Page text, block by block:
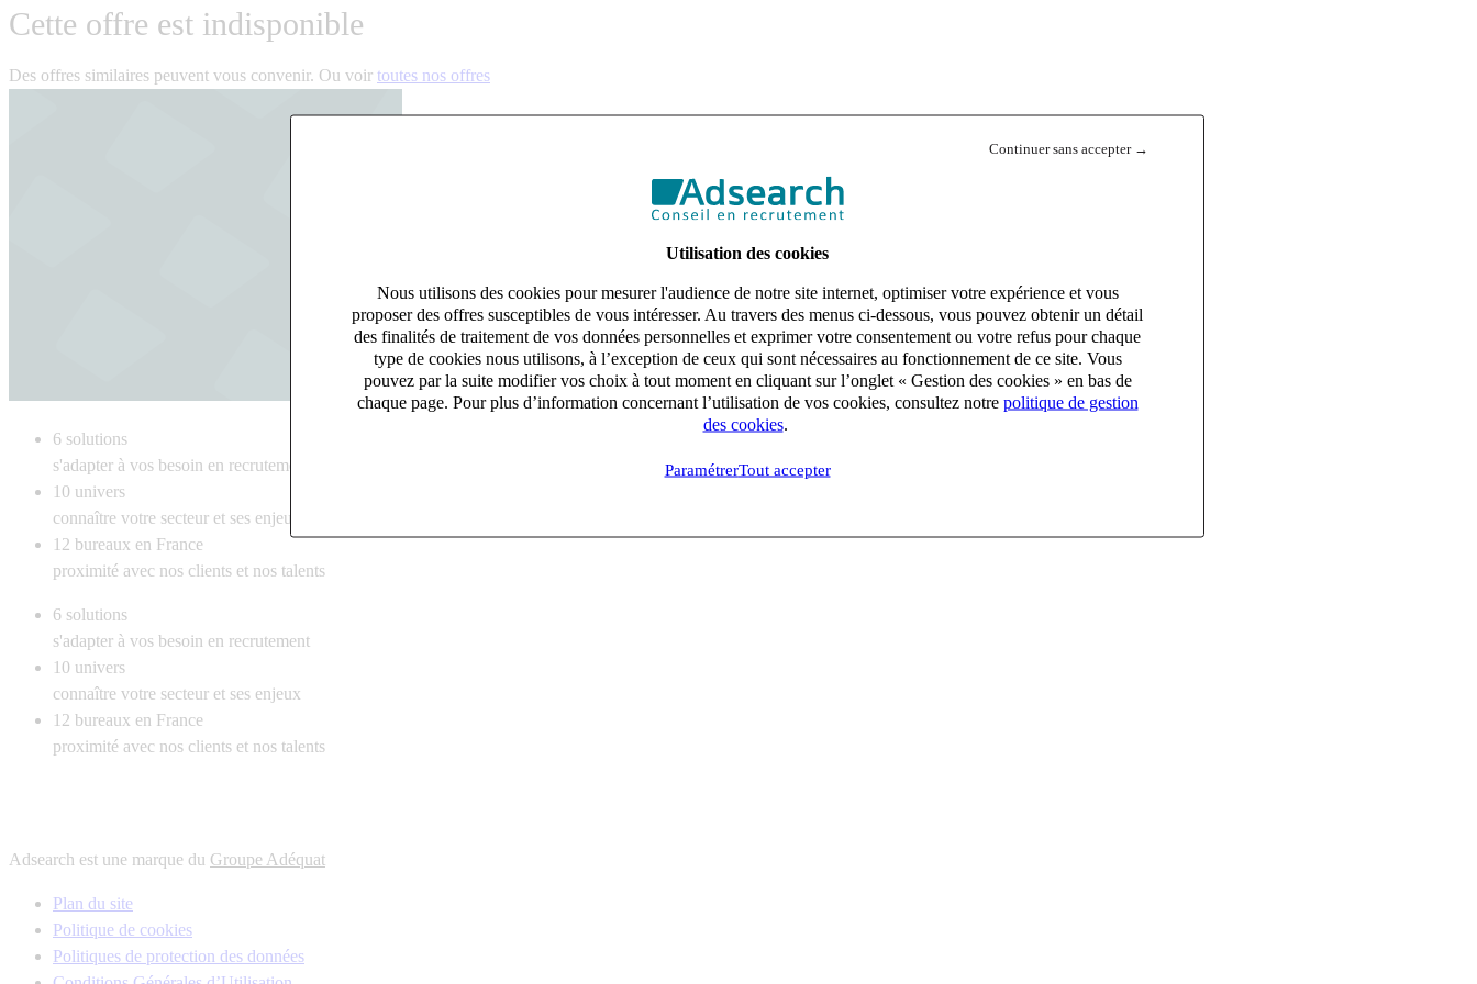
Continuer sans accepter →
Utilisation des cookies
Nous utilisons des cookies pour mesurer l'audience de notre site internet, optimiser votre expérience et vous
proposer des offres susceptibles de vous intéresser. Au travers des menus ci-dessous, vous pouvez obtenir un détail
des finalités de traitement de vos données personnelles et exprimer votre consentement ou votre refus pour chaque
type de cookies nous utilisons, à l’exception de ceux qui sont nécessaires au fonctionnement de ce site. Vous
pouvez par la suite modifier vos choix à tout moment en cliquant sur l’onglet « Gestion des cookies » en bas de
chaque page. Pour plus d’information concernant l’utilisation de vos cookies, consultez notre politique de gestion
des cookies.
ParamétrerTout accepter
Cette offre est indisponible
Des offres similaires peuvent vous convenir. Ou voir toutes nos offres
6 solutions
s'adapter à vos besoin en recrutement
10 univers
connaître votre secteur et ses enjeux
12 bureaux en France
proximité avec nos clients et nos talents
6 solutions
s'adapter à vos besoin en recrutement
10 univers
connaître votre secteur et ses enjeux
12 bureaux en France
proximité avec nos clients et nos talents
Adsearch est une marque du Groupe Adéquat
Plan du site
Politique de cookies
Politiques de protection des données